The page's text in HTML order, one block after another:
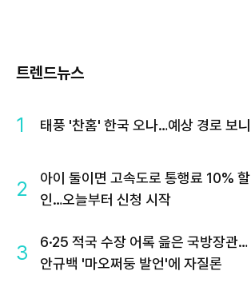
트렌드뉴스
1 태풍 '찬홈' 한국 오나…예상 경로 보니
2
아이 둘이면 고속도로 통행료 10% 할
인…오늘부터 신청 시작
3
6·25 적국 수장 어록 읊은 국방장관…
안규백 '마오쩌둥 발언'에 자질론